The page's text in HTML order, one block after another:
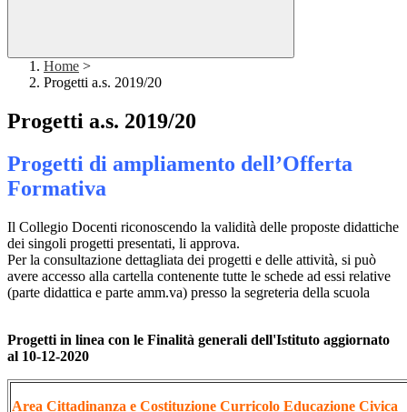
Home >
Progetti a.s. 2019/20
Progetti a.s. 2019/20
Progetti di ampliamento dell’Offerta
Formativa
Il Collegio Docenti riconoscendo la validità delle proposte didattiche
dei singoli progetti presentati, li approva.
Per la consultazione dettagliata dei progetti e delle attività, si può
avere accesso alla cartella contenente tutte le schede ad essi relative
(parte didattica e parte amm.va) presso la segreteria della scuola
Progetti in linea con le Finalità generali dell'Istituto aggiornato
al 10-12-2020
Area Cittadinanza e Costituzione Curricolo Educazione Civica